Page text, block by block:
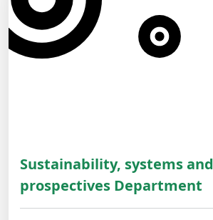
Sustainability, systems and
prospectives Department